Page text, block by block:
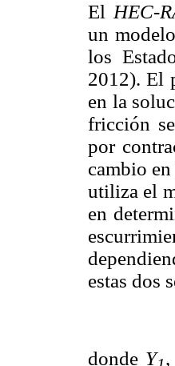
El HEC-
un
los
2012). El
en la
fricción
por
cambio
utiliza el
en
estas dos
donde Y ,